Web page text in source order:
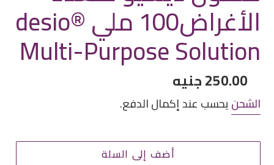
الأغراض100 ملي desio®
Multi-Purpose Solution
سعر
عادي
250.00 جنيه
الشحن يحسب عند إكمال الدفع.
أضف إلى السلة